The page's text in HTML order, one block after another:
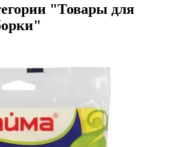
"Товары для